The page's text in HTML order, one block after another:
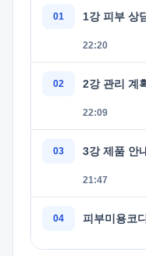
1강 피부 상
22:20
2강 관리 계
22:09
3강 제품 안
21:47
피부미용코